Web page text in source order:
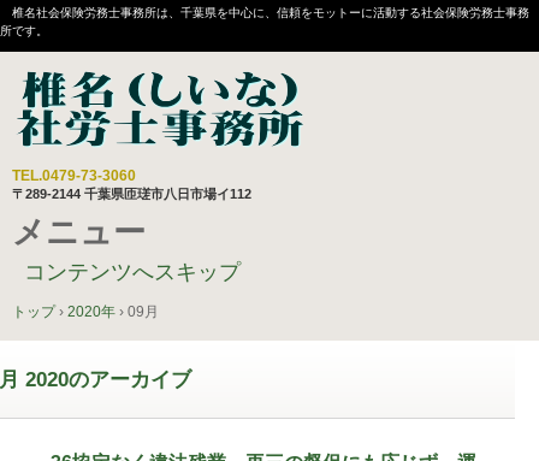
椎名社会保険労務士事務所は、千葉県を中心に、信頼をモットーに活動する社会保険労務士事務
所です。
TEL.0479-73-3060
〒289-2144 千葉県匝瑳市八日市場イ112
メニュー
コンテンツへスキップ
トップ › 2020年 › 09月
2020のアーカイブ